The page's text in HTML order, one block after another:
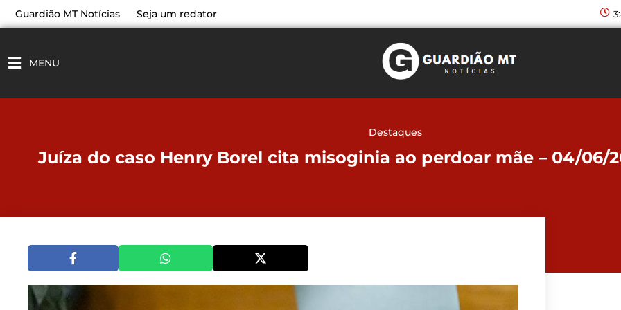
paraGuardião MT Notícias Seja um redator
MENU
Destaques
Juíza do caso Henry Borel cita misoginia ao perdoar mãe – 04/06/